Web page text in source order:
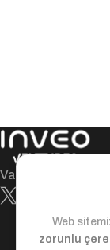
Value-bridge
Web
zorunlu